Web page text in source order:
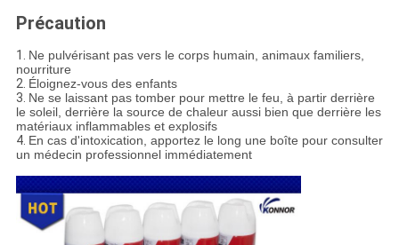
Précaution
1. Ne pulvérisant pas vers le corps humain, animaux familiers,
nourriture
2. Éloignez-vous des enfants
3. Ne se laissant pas tomber pour mettre le feu, à partir derrière
le soleil, derrière la source de chaleur aussi bien que derrière les
matériaux inflammables et explosifs
4. En cas d'intoxication, apportez le long une boîte pour consulter
un médecin professionnel immédiatement